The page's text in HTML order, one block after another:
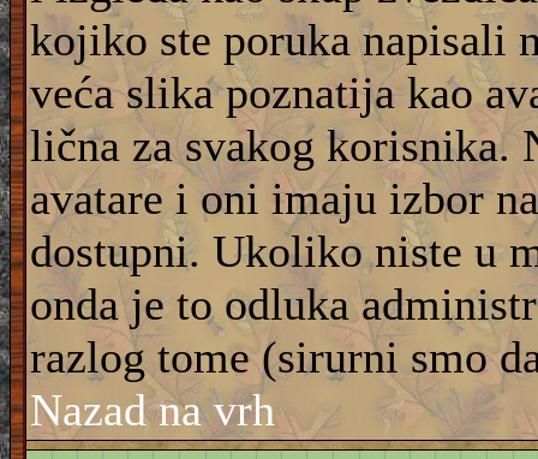
kojiko ste poruka napisali
veća slika poznatija kao
lična za svakog korisnika.
avatare i oni imaju izbor
dostupni. Ukoliko niste u
onda je to odluka
razlog tome (sirurni smo
Nazad na vrh